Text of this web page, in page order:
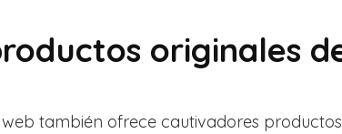
originales
también ofrece cautivadores